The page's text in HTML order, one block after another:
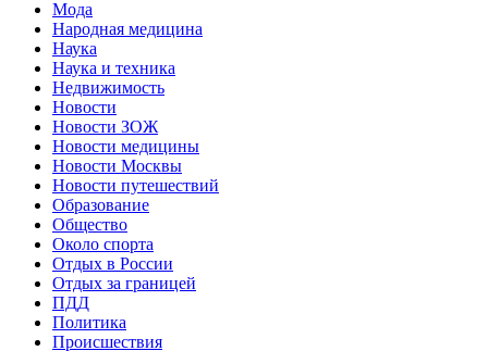
Мода
Народная медицина
Наука
Наука и техника
Недвижимость
Новости
Новости ЗОЖ
Новости медицины
Новости Москвы
Новости путешествий
Образование
Общество
Около спорта
Отдых в России
Отдых за границей
ПДД
Политика
Происшествия